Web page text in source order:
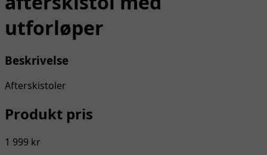
utforløper
Beskrivelse
Afterskistoler
Produkt pris
1 999 kr